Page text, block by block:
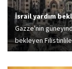
İsrail yardım
Gazze'nin
bekleyen
saldırısına